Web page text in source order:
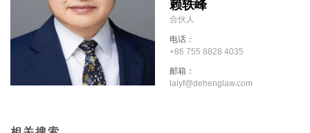
赖轶峰
合伙人
电话：
+86 755 8828 4035
邮箱：
laiyf@dehenglaw.com